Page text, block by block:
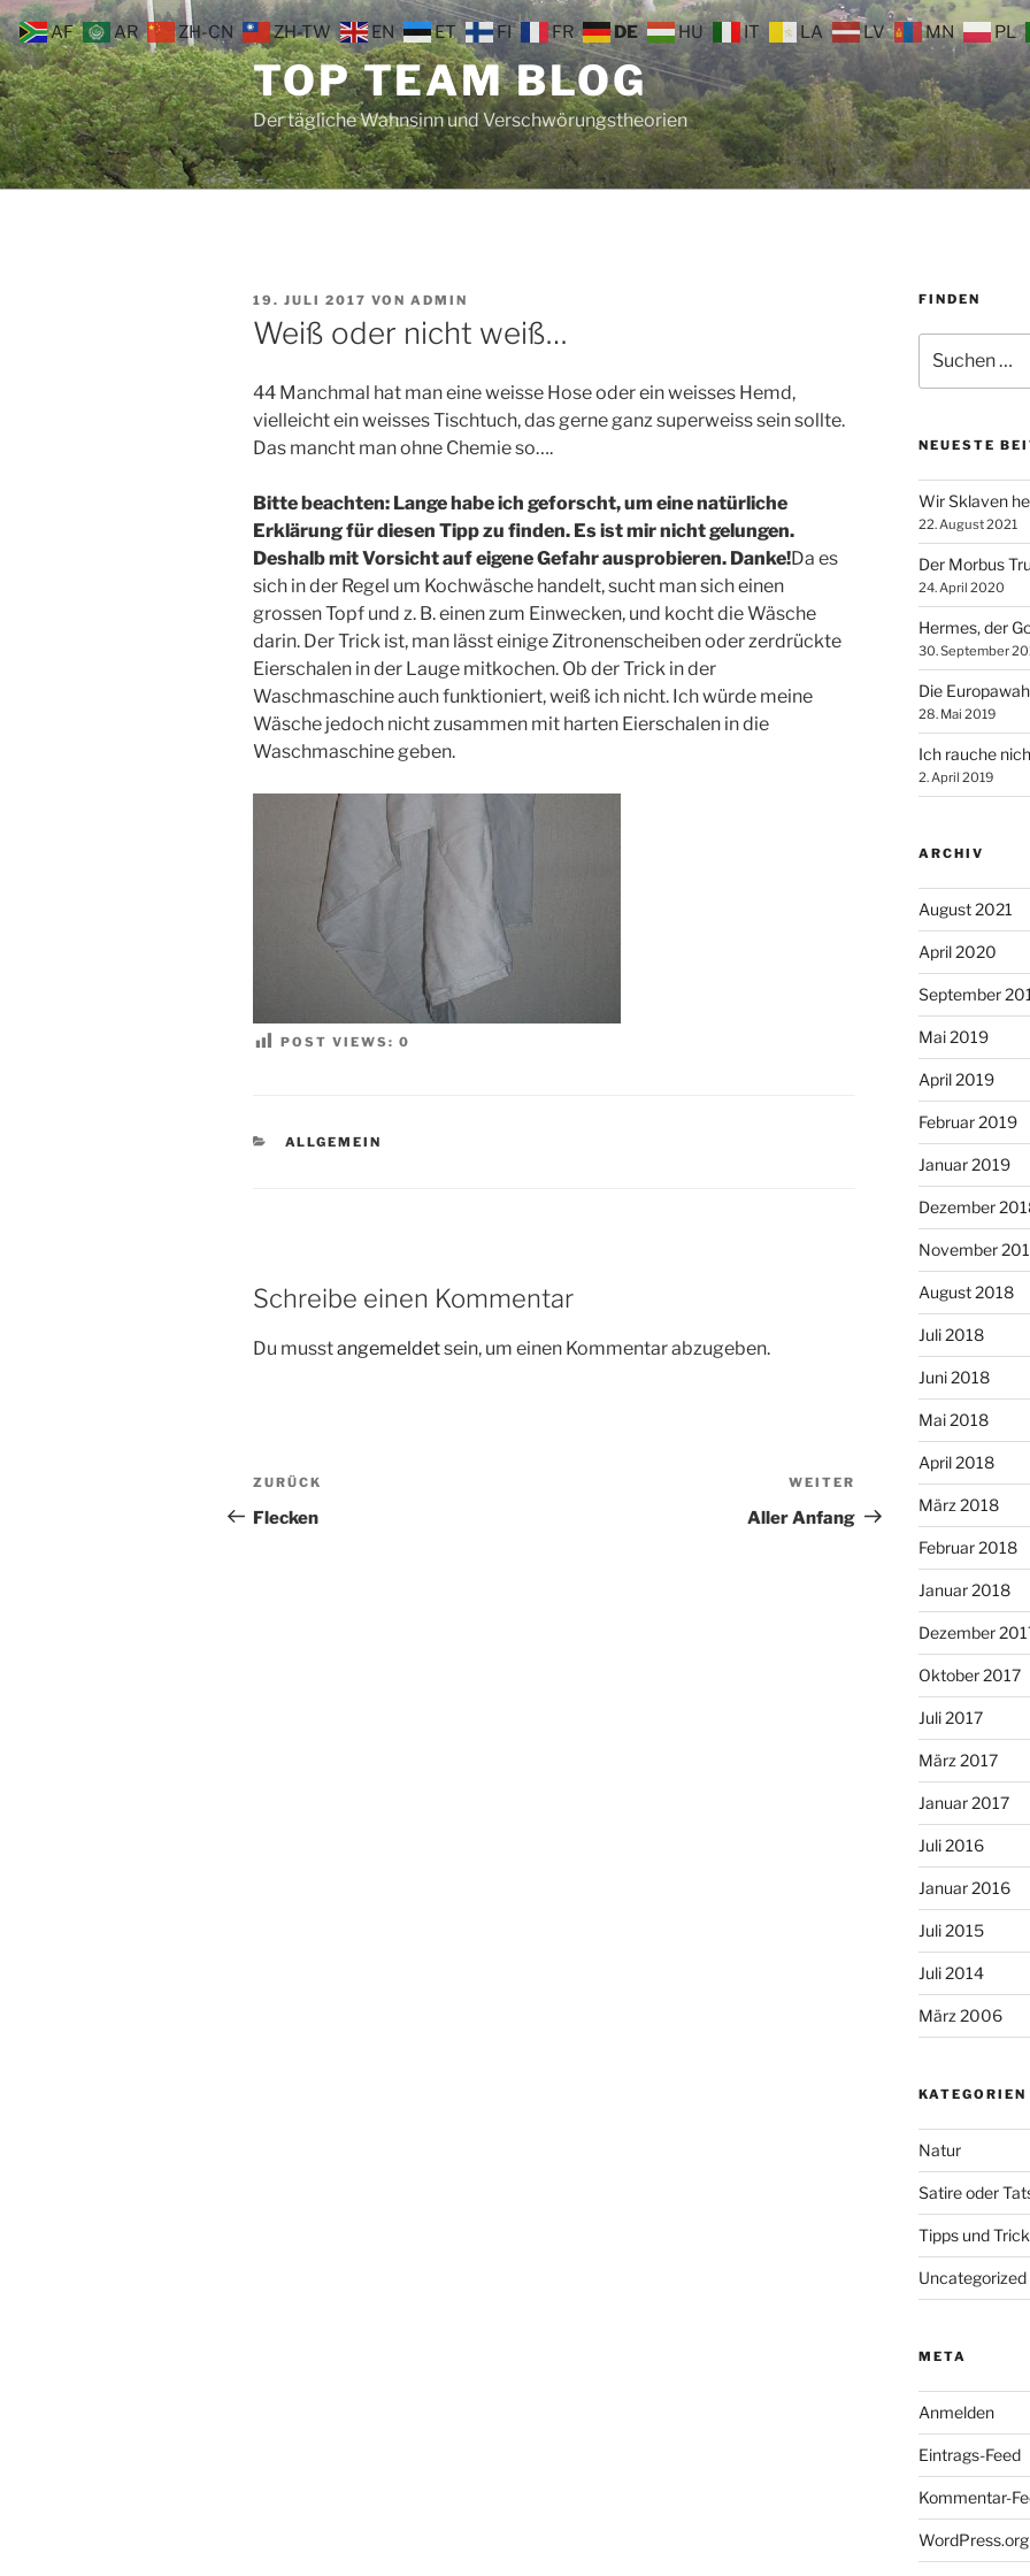
Zum
Inhalt
springen
TOP TEAM BLOG
Der tägliche Wahnsinn und Verschwörungstheorien
VERÖFFENTLICHT
AM
19. JULI 2017 VON ADMIN
Weiß oder nicht weiß…
44 Manchmal hat man eine weisse Hose oder ein weisses Hemd,
vielleicht ein weisses Tischtuch, das gerne ganz superweiss sein sollte.
Das mancht man ohne Chemie so….
Bitte beachten: Lange habe ich geforscht, um eine natürliche
Erklärung für diesen Tipp zu finden. Es ist mir nicht gelungen.
Deshalb mit Vorsicht auf eigene Gefahr ausprobieren. Danke!Da es
sich in der Regel um Kochwäsche handelt, sucht man sich einen
grossen Topf und z. B. einen zum Einwecken, und kocht die Wäsche
darin. Der Trick ist, man lässt einige Zitronenscheiben oder zerdrückte
Eierschalen in der Lauge mitkochen. Ob der Trick in der
Waschmaschine auch funktioniert, weiß ich nicht. Ich würde meine
Wäsche jedoch nicht zusammen mit harten Eierschalen in die
Waschmaschine geben.
POST VIEWS: 0
KATEGORIEN
ALLGEMEIN
Schreibe einen Kommentar
Du musstangemeldetsein, um einen Kommentar abzugeben.
Beitragsnavigation
Vorheriger
Beitrag
ZURÜCK
Flecken
Nächster
Beitrag
WEITER
Aller Anfang
FINDEN
nach:
NEUESTE
Wir Sklaven
22. August 2021
Der Morbus
24. April 2020
Hermes, der
30. September
Die
28. Mai 2019
Ich rauche
2. April 2019
ARCHIV
August 2021
April 2020
September
Mai 2019
April 2019
Februar 2019
Januar 2019
Dezember
November
August 2018
Juli 2018
Juni 2018
Mai 2018
April 2018
März 2018
Februar 2018
Januar 2018
Dezember
Oktober 2017
Juli 2017
März 2017
Januar 2017
Juli 2016
Januar 2016
Juli 2015
Juli 2014
März 2006
KATEGORIEN
Natur
Satire oder
Tipps und
Uncategorized
META
Anmelden
Eintrags-Feed
Kommentar-
WordPress.org
AF AR ZH-CN ZH-TW EN ET FI FR DE HU IT LA LV MN PL